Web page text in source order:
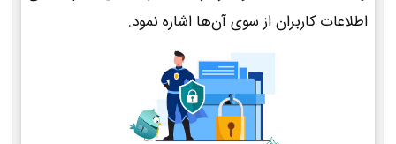
اطلاعات کاربران از سوی آن‌ها اشاره نمود.